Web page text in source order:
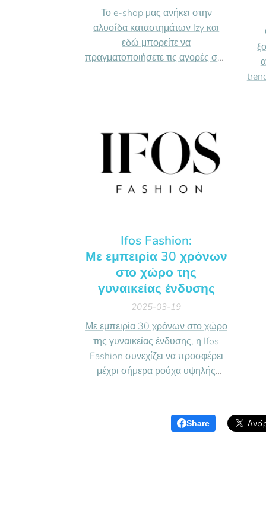
Το e-shop μας ανήκει στην
αλυσίδα καταστημάτων Izy και
εδώ μπορείτε να
πραγματοποιήσετε τις αγορές σας
Ελλάδα
Ifos Fashion:
Με εμπειρία 30 χρόνων
στο χώρο της
γυναικείας ένδυσης
2025-03-19
Με εμπειρία 30 χρόνων στο χώρο
της γυναικείας ένδυσης, η Ifos
Fashion συνεχίζει να προσφέρει
μέχρι σήμερα ρούχα υψηλής
Share